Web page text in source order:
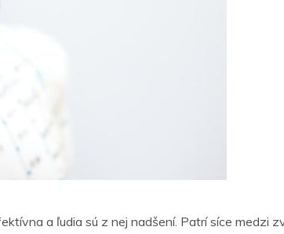
a ľudia sú z nej nadšení. Patrí síce medzi